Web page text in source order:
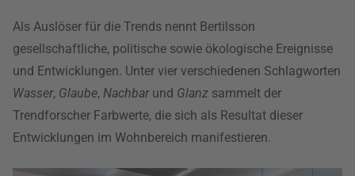
Als Auslöser für die Trends nennt Bertilsson
gesellschaftliche, politische sowie ökologische Ereignisse
und Entwicklungen. Unter vier verschiedenen Schlagworten
Wasser, Glaube, Nachbarund Glanz sammelt der
Trendforscher Farbwerte, die sich als Resultat dieser
Entwicklungen im Wohnbereich manifestieren.